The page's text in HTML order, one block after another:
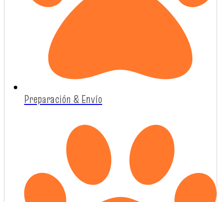
Preparación & Envío